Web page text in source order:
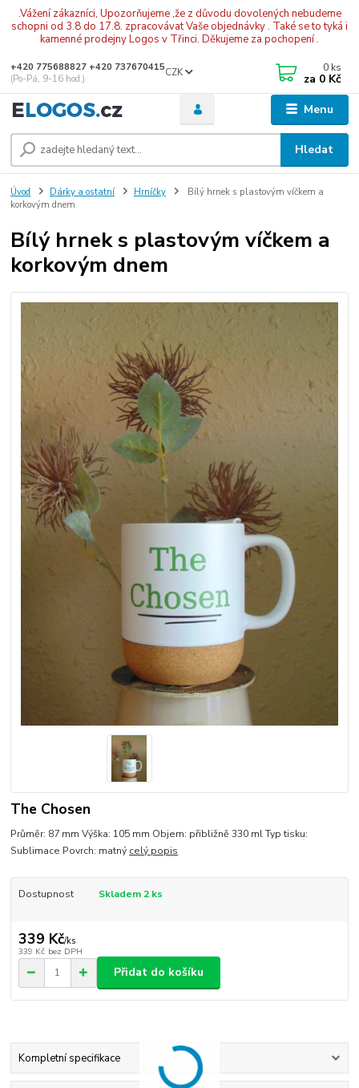
.Vážení zákazníci, Upozorňujeme ,že z důvodu dovolených nebudeme
schopni od 3.8 do 17.8. zpracovávat Vaše objednávky . Také se to tyká i
kamenné prodejny Logos v Třinci. Děkujeme za pochopení .
Menu
CZK
Hledat
+420 775688827 +420 737670415
(Po-Pá, 9-16 hod.)
0 ks
za 0 Kč
Úvod Dárky a ostatní Hrníčky
Bílý hrnek s plastovým víčkem a
korkovým dnem
Bílý hrnek s plastovým víčkem a
korkovým dnem
The Chosen
Průměr: 87 mm Výška: 105 mm Objem: přibližně 330 ml Typ tisku:
Sublimace Povrch: matný celý popis
Dostupnost Skladem 2 ks
339 Kč/ks
339 Kč bez DPH
Přidat do košíku
Kompletní specifikace